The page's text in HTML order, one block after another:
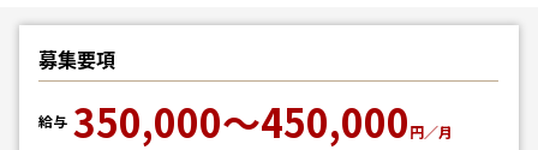
募集要項
給与 350,000～450,000円／月